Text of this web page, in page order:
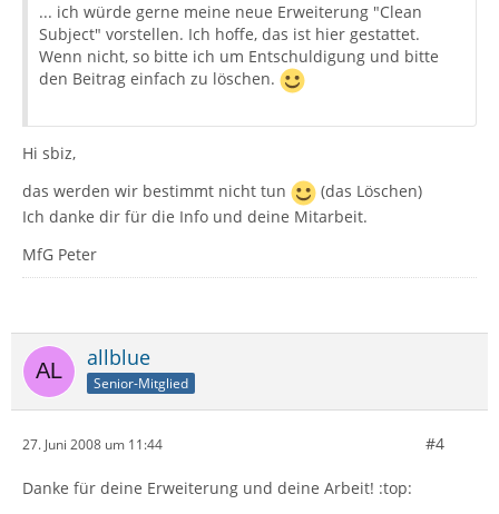
... ich würde gerne meine neue Erweiterung "Clean
Subject" vorstellen. Ich hoffe, das ist hier gestattet.
Wenn nicht, so bitte ich um Entschuldigung und bitte
den Beitrag einfach zu löschen.
Hi sbiz,
das werden wir bestimmt nicht tun
(das Löschen)
Ich danke dir für die Info und deine Mitarbeit.
MfG Peter
allblue
Senior-Mitglied
27. Juni 2008 um 11:44 #4
Danke für deine Erweiterung und deine Arbeit! :top: